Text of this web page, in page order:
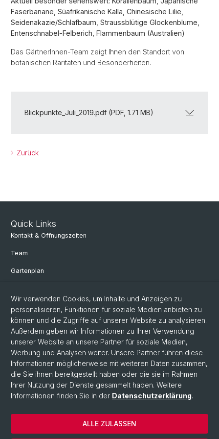
Faserbanane, Süafrikanische Kalla, Chinesische Lilie,
Seidenakazie/Schlafbaum, Straussblütige Glockenblume,
Entenschnabel-Felberich, Flammenbaum (Australien)
Das GärtnerInnen-Team zeigt Ihnen den Standort von
botanischen Raritäten und Besonderheiten.
Blickpunkte_Juli_2019.pdf (PDF, 1.71 MB)
Zurück
Quick Links
Kontakt & Öffnungszeiten
Team
Gartenplan
Herbarien Basel
Links
Spenden
Social Media
Instagram
Wir verwenden Cookies, um Inhalte und Anzeigen zu
personalisieren, Funktionen für soziale Medien anbieten zu
können und die Zugriffe auf unserer Website zu analysieren.
Außerdem geben wir Informationen zu Ihrer Verwendung
unserer Website an unsere Partner für soziale Medien,
Werbung und Analysen weiter. Unsere Partner führen diese
Informationen möglicherweise mit weiteren Daten zusammen,
die Sie ihnen bereitgestellt haben oder die sie im Rahmen
Ihrer Nutzung der Dienste gesammelt haben. Weitere
Informationen finden Sie in der Datenschutzerklärung.
ALLE ZULASSEN